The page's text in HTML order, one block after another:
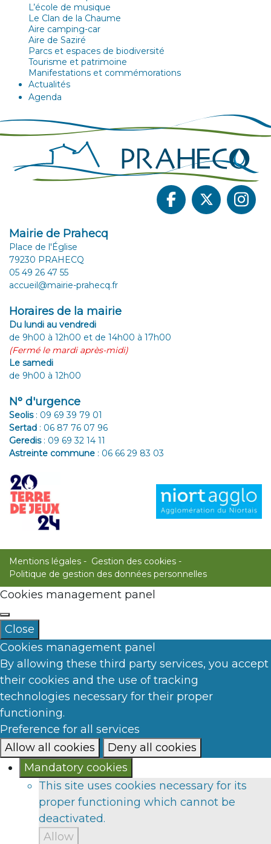
L’école de musique
Le Clan de la Chaume
Aire camping-car
Aire de Saziré
Parcs et espaces de biodiversité
Tourisme et patrimoine
Manifestations et commémorations
Actualités
Agenda
Mairie de Prahecq
Place de l'Église
79230 PRAHECQ
05 49 26 47 55
accueil@mairie-prahecq.fr
Horaires de la mairie
Du lundi au vendredi
de 9h00 à 12h00 et de 14h00 à 17h00
(Fermé le mardi après-midi)
Le samedi
de 9h00 à 12h00
N° d'urgence
Seolis: 09 69 39 79 01
Sertad : 06 87 76 07 96
Geredis: 09 69 32 14 11
Astreinte commune : 06 66 29 83 03
Mentions légales
Gestion des cookies
Politique de gestion des données personnelles
Cookies management panel
Close
Cookies management panel
By allowing these third party services, you accept
their cookies and the use of tracking
technologies necessary for their proper
functioning.
Preference for all services
Allow all cookies
Deny all cookies
Mandatory cookies
This site uses cookies necessary for its
proper functioning which cannot be
deactivated.
Allow